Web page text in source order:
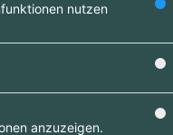
ab von
ab und
ganz
nutzen
anzuzeigen.